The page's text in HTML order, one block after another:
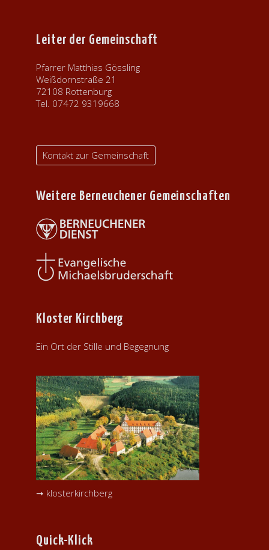
Leiter der Gemeinschaft
Pfarrer Matthias Gössling
Weißdornstraße 21
72108 Rottenburg
Tel. 07472 9319668
Kontakt zur Gemeinschaft
Weitere Berneuchener Gemeinschaften
Kloster Kirchberg
Ein Ort der Stille und Begegnung
➞ klosterkirchberg
Quick-Klick